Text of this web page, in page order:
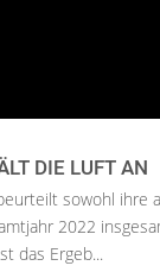
DIE LUFT AN
sowohl ihre
2022
das Ergeb...